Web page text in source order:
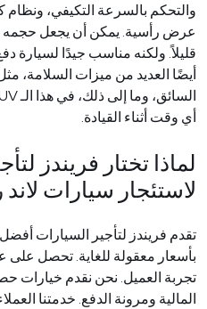
والتحكم بالسرعة التكيفي،
عرض رأسية. يمكن أن يجعل حجمه
قليلاً. ولكنه مناسب جيدًا لسيارة
أيضًا العديد من ميزات السلامة،
السائق، وما إلى ذلك، في هذا الـ
أي وقت أثناء القيادة.
لماذا تختار فريندز
لاستئجار سيارات
تقدم فريندز لتأجير السيارات
بأسعار معقولة للغاية. تحصل على
تجربة العميل. نحن نقدم خيارات
المالية ومرونة الدفع. خدمتنا